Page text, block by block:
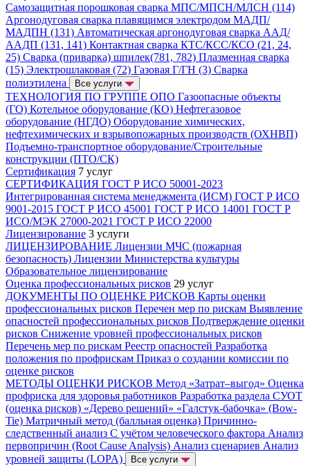
Самозащитная порошковая сварка МПС/МПСН/МЛСН (114)
Аргонодуговая сварка плавящимся электродом МАДП/
МАДПН (131) Автоматическая аргонодуговая сварка ААД/
ААДП (131, 141) Контактная сварка КТС/КСС/КСО (21, 24,
25) Сварка (приварка) шпилек(781, 782) Плазменная сварка
(15) Электрошлаковая (72) Газовая Г/ГН (3) Сварка
полиэтилена
Все услуги
ТЕХНОЛОГИЯ ПО ГРУППЕ ОПО Газоопасные объекты
(ГО) Котельное оборудование (КО) Нефтегазовое
оборудование (НГДО) Оборудование химических,
нефтехимических и взрывопожарных производств (ОХНВП)
Подъемно-транспортное оборудование/Строительные
конструкции (ПТО/СК)
Сертификация 7 услуг
СЕРТИФИКАЦИЯ ГОСТ Р ИСО 50001-2023
Интегрированная система менеджмента (ИСМ) ГОСТ Р ИСО
9001-2015 ГОСТ Р ИСО 45001 ГОСТ Р ИСО 14001 ГОСТ Р
ИСО/МЭК 27000-2021 ГОСТ Р ИСО 22000
Лицензирование 3 услуги
ЛИЦЕНЗИРОВАНИЕ Лицензии МЧС (пожарная
безопасность) Лицензии Министерства культуры
Образовательное лицензирование
Оценка профессиональных рисков 29 услуг
ДОКУМЕНТЫ ПО ОЦЕНКЕ РИСКОВ Карты оценки
профессиональных рисков Перечен мер по рискам Выявление
опасностей профессиональных рисков Подтверждение оценки
рисков Снижение уровней профессиональных рисков
Перечень мер по рискам Реестр опасностей Разработка
положения по профрискам Приказ о создании комиссии по
оценке рисков
МЕТОДЫ ОЦЕНКИ РИСКОВ Метод «Затрат–выгод» Оценка
профриска для здоровья работников Разработка раздела СУОТ
(оценка рисков) «Дерево решений» «Галстук-бабочка» (Bow-
Tie) Матричный метод (балльная оценка) Причинно-
следственный анализ С учётом человеческого фактора Анализ
первопричин (Root Cause Analysis) Анализ сценариев Анализ
уровней защиты (LOPA)
Все услуги